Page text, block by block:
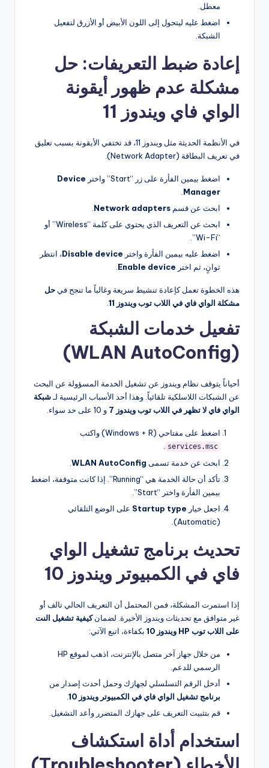
معطل.
اضغط عليه ليتحول إلى اللون الأبيض أو الأزرق لتفعيل
الشبكة.
إعادة ضبط التعريفات: حل
مشكلة عدم ظهور أيقونة
الواي فاي ويندوز 11
في الأنظمة الحديثة مثل ويندوز 11، قد تختفي الأيقونة بسبب تعليق
في تعريف البطاقة (Network Adapter).
اضغط بيمين الفأرة على زر “Start” واختر
Device
Manager
ابحث عن قسم Network adapters
.
ابحث عن التعريف الذي يحتوي على كلمة “Wireless” أو
“Wi-Fi”.
اضغط عليه بيمين الفأرة واختر Disable device، انتظر
ثوانٍ، ثم اختر Enable device
.
هذه الخطوة تعمل كإعادة تنشيط سريعة وغالباً ما تنجح فيحل
مشكلة الواي فاي في اللاب توب ويندوز 11
.
تفعيل خدمات الشبكة
(WLAN AutoConfig)
أحياناً يتوقف نظام ويندوز عن تشغيل الخدمة المسؤولة عن البحث
عن الشبكات اللاسلكية تلقائياً. وهذا أحد الأسباب الرئيسية لـشبكة
الواي فاي لا تظهر في اللاب توب ويندوز 7
و 10 على حد سواء.
اضغط على مفتاحي (Windows + R) واكتب
services.msc
.
ابحث عن خدمة تسمى WLAN AutoConfig
تأكد أن حالة الخدمة هي “Running”. إذا كانت متوقفة، اضغط
بيمين الفأرة واختر “Start”.
اجعل خيار Startup type على الوضع التلقائي
(Automatic).
تحديث برنامج تشغيل الواي
فاي في الكمبيوتر ويندوز 10
إذا استمرت المشكلة، فمن المحتمل أن التعريف الحالي تالف أو
غير متوافق مع تحديثات ويندوز الأخيرة. لضمانكيفية تشغيل النت
على اللاب توب HP ويندوز 10
بكفاءة، اتبع الآتي:
من خلال جهاز آخر متصل بالإنترنت، اذهب لموقع HP
الرسمي للدعم.
أدخل الرقم التسلسلي لجهازك وحمل أحدث إصدار من
برنامج تشغيل الواي فاي في الكمبيوتر ويندوز 10
قم بتثبيت التعريف على جهازك المتضرر وأعد التشغيل.
استخدام أداة استكشاف